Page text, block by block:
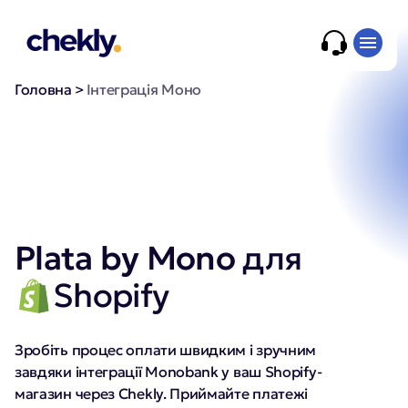
Головна > Інтеграція Моно
Plata by Monoдля
Shopify
Зробіть процес оплати швидким і зручним
завдяки інтеграції Monobank у ваш Shopify-
магазин через Chekly. Приймайте платежі